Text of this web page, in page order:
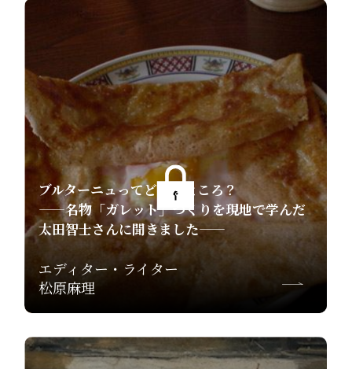
ブルターニュってどんなところ？
——名物「ガレット」づくりを現地で学んだ
太田智士さんに聞きました——
エディター・ライター
松原麻理